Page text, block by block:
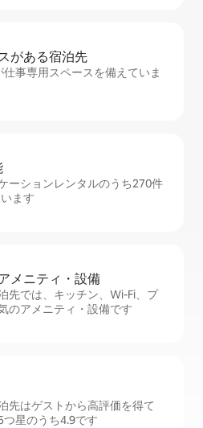
があ⁠る宿⁠泊⁠先
事専用スペースを備えていま
ーションレンタルのうち270件
ます
メ⁠ニ⁠テ⁠ィ・設⁠備
先では、キッチン、Wi-Fi、プ
のアメニティ・設備です
先はゲストから高評価を得て
星のうち4.9です